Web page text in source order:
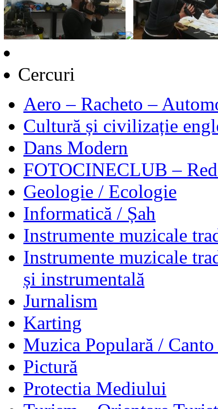
Cercuri
Aero – Racheto –
Cultură și civilizație
Dans Modern
FOTOCINECLUB –
Geologie / Ecologie
Informatică / Șah
Instrumente muzicale
Instrumente muzicale
și instrumentală
Jurnalism
Karting
Muzica Populară / Canto
Pictură
Protectia Mediului